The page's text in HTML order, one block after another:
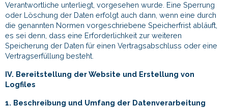
Verantwortliche unterliegt, vorgesehen wurde. Eine Sperrung
oder Löschung der Daten erfolgt auch dann, wenn eine durch
die genannten Normen vorgeschriebene Speicherfrist abläuft,
es sei denn, dass eine Erforderlichkeit zur weiteren
Speicherung der Daten für einen Vertragsabschluss oder eine
Vertragserfüllung besteht.
IV. Bereitstellung der Website und Erstellung von
Logfiles
1. Beschreibung und Umfang der Datenverarbeitung